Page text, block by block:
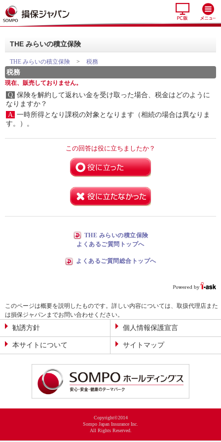
THE みらいの積立保険
THE みらいの積立保険 > 税務
税務
現在、販売しておりません。
Q. 保険を解約して返れい金を受け取った場合、税金はどのように
なりますか？
A. 一時所得となり課税の対象となります（相続の場合は異なりま
す。）。
この回答は役に立ちましたか？
THE みらいの積立保険
よくあるご質問トップへ
よくあるご質問総合トップへ
このページは概要を説明したものです。詳しい内容については、取扱代理店また
は損保ジャパンまでお問い合わせください。
勧誘方針 個人情報保護宣言
本サイトについて サイトマップ
Copyright©2014
Sompo Japan Insurance Inc.
All Rights Reserved.